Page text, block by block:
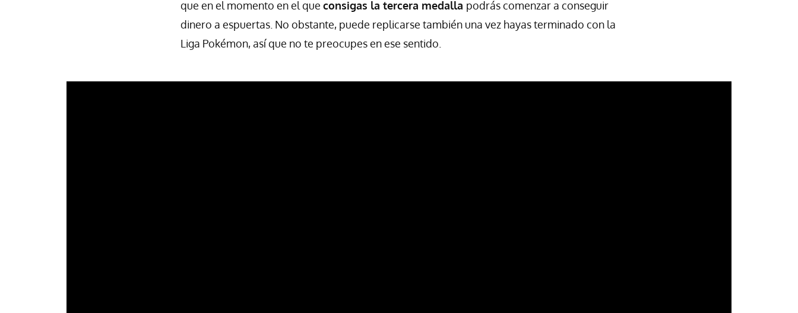
que en el momento en el que consigas la tercera medalla podrás comenzar a conseguir
dinero a espuertas. No obstante, puede replicarse también una vez hayas terminado con la
Liga Pokémon, así que no te preocupes en ese sentido.